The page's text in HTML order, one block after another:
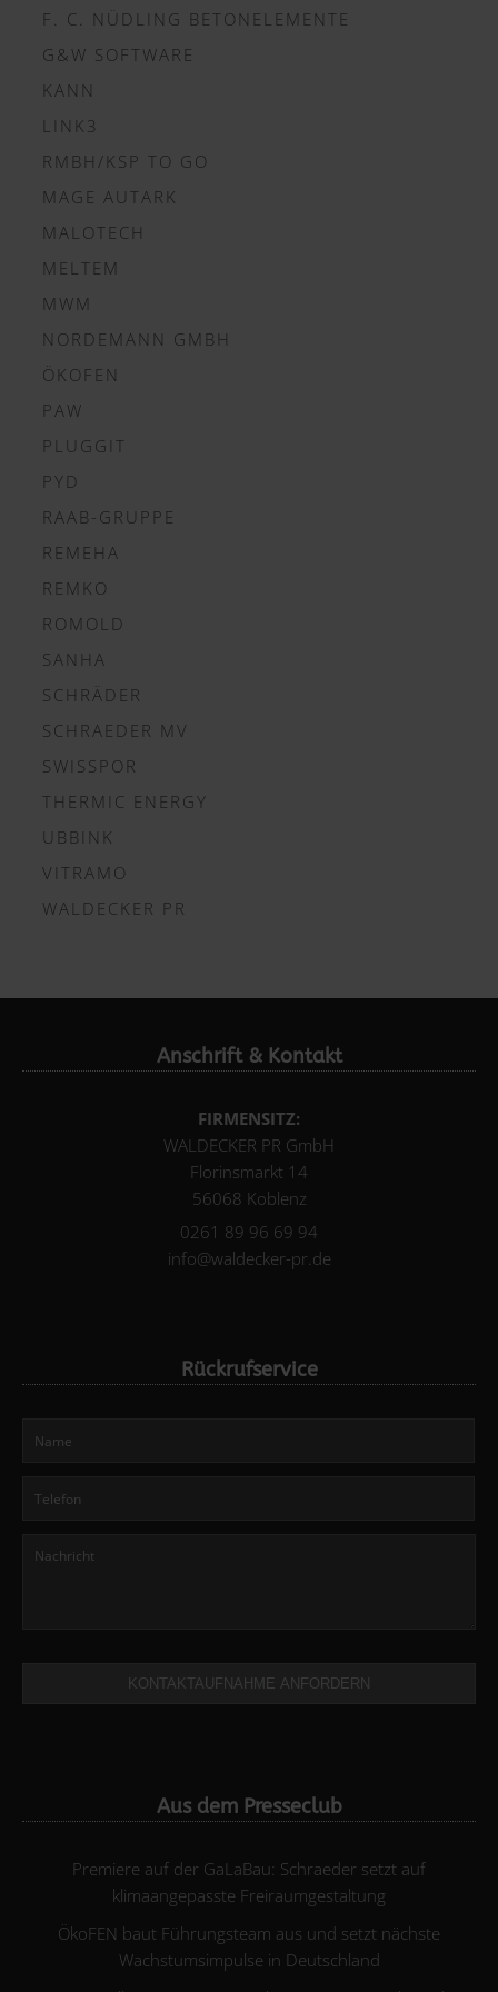
F. C. NÜDLING BETONELEMENTE
G&W SOFTWARE
KANN
LINK3
RMBH/KSP TO GO
MAGE AUTARK
MALOTECH
MELTEM
MWM
NORDEMANN GMBH
ÖKOFEN
PAW
PLUGGIT
PYD
RAAB-GRUPPE
REMEHA
REMKO
ROMOLD
SANHA
SCHRÄDER
SCHRAEDER MV
SWISSPOR
THERMIC ENERGY
UBBINK
VITRAMO
WALDECKER PR
Anschrift & Kontakt
FIRMENSITZ:
WALDECKER PR GmbH
Florinsmarkt 14
56068 Koblenz
0261 89 96 69 94
info@waldecker-pr.de
Rückrufservice
KONTAKTAUFNAHME ANFORDERN
Aus dem Presseclub
Premiere auf der GaLaBau: Schraeder setzt auf
klimaangepasste Freiraumgestaltung
ÖkoFEN baut Führungsteam aus und setzt nächste
Wachstumsimpulse in Deutschland